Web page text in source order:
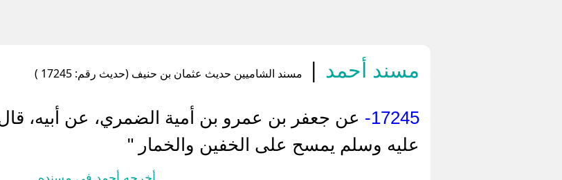
مسند أحمد | مسند الشاميين حديث عثمان بن حنيف (حديث رقم: 17245 )
17245-
عن جعفر بن عمرو بن أمية الضمري، عن أبيه،
عليه وسلم يمسح على الخفين والخمار "